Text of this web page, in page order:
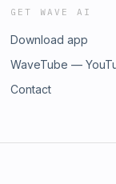
GET WAVE AI
Download app
WaveTube —
Contact